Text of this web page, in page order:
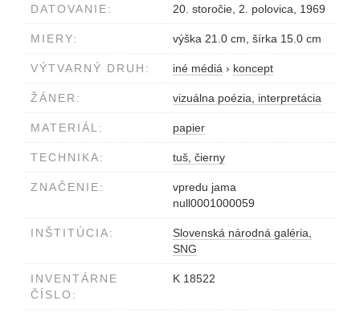
DATOVANIE: 20. storočie, 2. polovica, 1969
MIERY: výška 21.0 cm, šírka 15.0 cm
VÝTVARNÝ DRUH: iné médiá › koncept
ŽÁNER: vizuálna poézia, interpretácia
MATERIÁL: papier
TECHNIKA: tuš, čierny
ZNAČENIE:
vpredu jama
null0001000059
INŠTITÚCIA:
Slovenská národná galéria,
SNG
INVENTÁRNE
ČÍSLO:
K 18522